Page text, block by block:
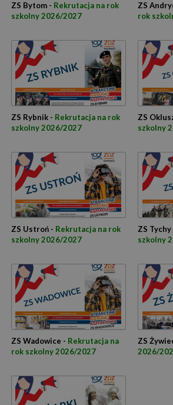
ZS Bytom - Rekrutacja na rok
szkolny 2026/2027
ZS
rok
ZS Rybnik - Rekrutacja na rok
szkolny 2026/2027
ZS
szkolny
ZS Ustroń - Rekrutacja na rok
szkolny 2026/2027
ZS Tychy
szkolny
ZS Wadowice - Rekrutacja na
rok szkolny 2026/2027
ZS
2026/